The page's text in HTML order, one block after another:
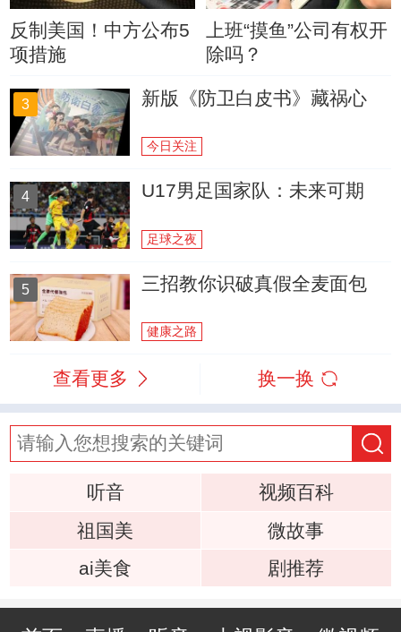
反制美国！中方公布5
项措施
上班“摸鱼”公司有权开
除吗？
3 新版《防卫白皮书》藏祸心
今日关注
4 U17男足国家队：未来可期
足球之夜
5 三招教你识破真假全麦面包
健康之路
查看更多 换一换
听音
视频百科
祖国美
微故事
ai美食
剧推荐